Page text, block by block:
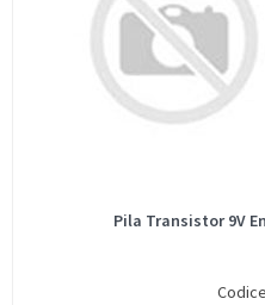
Pila Transistor 9V